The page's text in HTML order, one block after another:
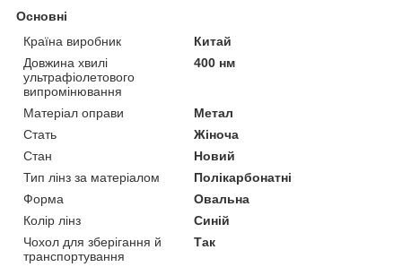
Основні
Країна виробник
Китай
Довжина хвилі
ультрафіолетового
випромінювання
400 нм
Матеріал оправи
Метал
Стать
Жіноча
Стан
Новий
Тип лінз за матеріалом
Полікарбонатні
Форма
Овальна
Колір лінз
Синій
Чохол для зберігання й
транспортування
Так